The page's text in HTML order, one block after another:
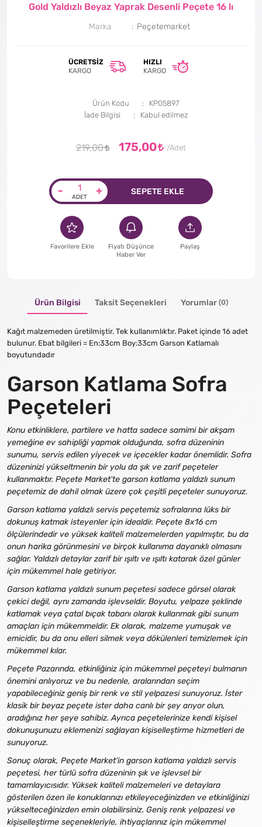
Gold Yaldızlı Beyaz Yaprak Desenli Peçete 16 lı
Marka Peçetemarket
ÜCRETSIZ
KARGO
HIZLI
KARGO
Ürün Kodu
KP05897
İade Bilgisi
219,00 175,00
- + SEPETE EKLE
Favorilere Ekle
Fiyatı Düşünce
Haber Ver
Paylaş
Ürün Bilgisi Taksit Seçenekleri Yorumlar (0)
Kağıt malzemeden üretilmiştir. Tek kullanımlıktır. Paket içinde 16 adet
bulunur. Ebat bilgileri = En:33cm Boy:33cm Garson Katlamalı
boyutundadır
Garson Katlama Sofra
Peçeteleri
Konu etkinliklere, partilere ve hatta sadece samimi bir akşam
yemeğine ev sahipliği yapmak olduğunda, sofra düzeninin
sunumu, servis edilen yiyecek ve içecekler kadar önemlidir. Sofra
düzeninizi yükseltmenin bir yolu da şık ve zarif peçeteler
kullanmaktır. Peçete Market'te garson katlama yaldızlı sunum
peçetemiz de dahil olmak üzere çok çeşitli peçeteler sunuyoruz.
Garson katlama yaldızlı servis peçetemiz sofralarına lüks bir
dokunuş katmak isteyenler için idealdir. Peçete 8x16 cm
ölçülerindedir ve yüksek kaliteli malzemelerden yapılmıştır, bu da
onun harika görünmesini ve birçok kullanıma dayanıklı olmasını
sağlar. Yaldızlı detaylar zarif bir ışıltı ve ışıltı katarak özel günler
için mükemmel hale getiriyor.
Garson katlama yaldızlı sunum peçetesi sadece görsel olarak
çekici değil, aynı zamanda işlevseldir. Boyutu, yelpaze şeklinde
katlamak veya çatal bıçak tabanı olarak kullanmak gibi sunum
amaçları için mükemmeldir. Ek olarak, malzeme yumuşak ve
emicidir, bu da onu elleri silmek veya dökülenleri temizlemek için
mükemmel kılar.
Peçete Pazarında, etkinliğiniz için mükemmel peçeteyi bulmanın
önemini anlıyoruz ve bu nedenle, aralarından seçim
yapabileceğiniz geniş bir renk ve stil yelpazesi sunuyoruz. İster
klasik bir beyaz peçete ister daha canlı bir şey arıyor olun,
aradığınız her şeye sahibiz. Ayrıca peçetelerinize kendi kişisel
dokunuşunuzu eklemenizi sağlayan kişiselleştirme hizmetleri de
sunuyoruz.
Sonuç olarak, Peçete Market'in garson katlama yaldızlı servis
peçetesi, her türlü sofra düzeninin şık ve işlevsel bir
tamamlayıcısıdır. Yüksek kaliteli malzemeleri ve detaylara
gösterilen özen ile konuklarınızı etkileyeceğinizden ve etkinliğinizi
yükselteceğinizden emin olabilirsiniz. Geniş renk yelpazesi ve
kişiselleştirme seçenekleriyle, ihtiyaçlarınız için mükemmel